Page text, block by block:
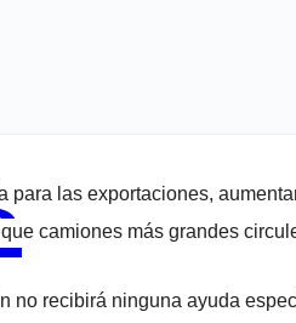
para las exportaciones,
camiones más grandes
no recibirá ninguna ayuda